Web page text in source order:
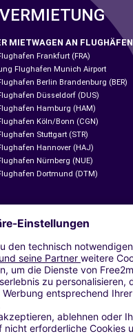
MIETWAGEN AN FLUGHÄFEN
Frankfurt (FRA)
Flughafen Munich Airport
Berlin Brandenburg (BER)
Düsseldorf (DUS)
Hamburg (HAM)
Köln/Bonn (CGN)
Stuttgart (STR)
Hannover (HAJ)
Nürnberg (NUE)
Dortmund (DTM)